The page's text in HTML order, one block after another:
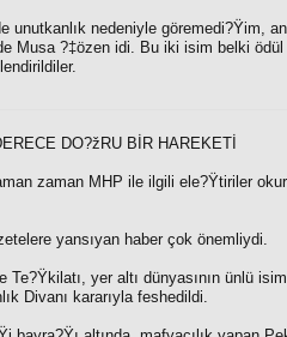
unutkanlık nedeniyle göremedi?Ÿim,
Musa ?‡özen idi. Bu iki isim belki
DO?žRU BİR HAREKETİ
zaman MHP ile ilgili ele?Ÿtiriler
yansıyan haber çok önemliydi.
Te?Ÿkilatı, yer altı dünyasının ünlü
Divanı kararıyla feshedildi.